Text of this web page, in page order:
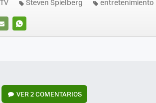
WHATSAPP
Steven Spielberg entretenimiento
VER2 COMENTARIOS